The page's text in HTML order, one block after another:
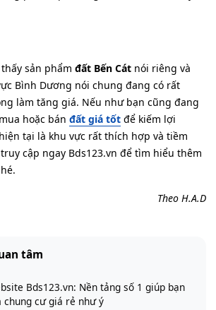
sản phẩm đất Bến Cát nói riêng và
Bình Dương nói chung đang có rất
làm tăng giá. Nếu như bạn cũng đang
hoặc bán đất giá tốt để kiếm lợi
tại là khu vực rất thích hợp và tiềm
cập ngay Bds123.vn để tìm hiểu thêm
Theo H.A.D
tâm
Bds123.vn: Nền tảng số 1 giúp bạn
chung cư giá rẻ như ý